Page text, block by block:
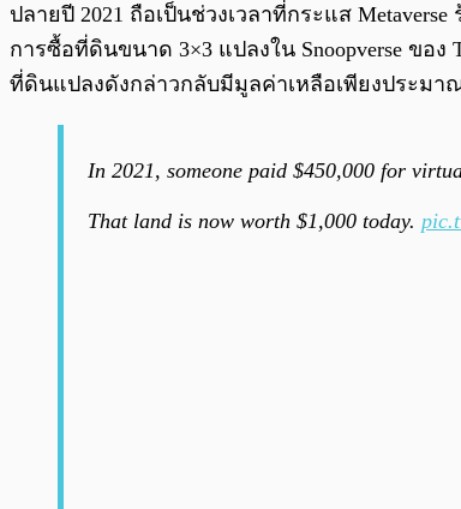
ปลายปี 2021 ถือเป็นช่วงเวลาที่กระแส
การซื้อที่ดินขนาด 3×3 แปลงใน Snoopverse ของ
ที่ดินแปลงดังกล่าวกลับมีมูลค่าเหลือเพียงประม
In 2021, someone paid $450,000 for
That land is now worth $1,000 today.